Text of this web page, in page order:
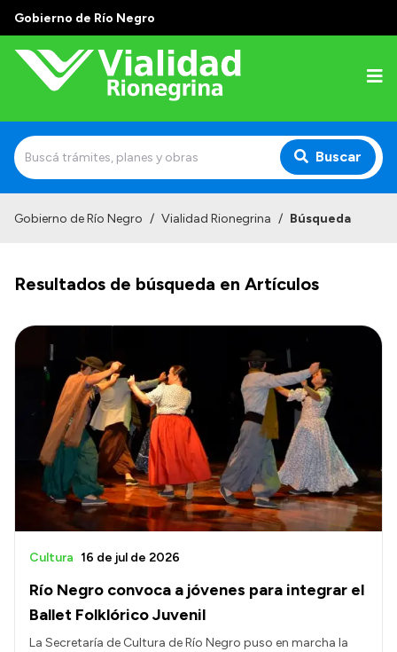
Gobierno de Río Negro
Buscar
Funciones
Autoridades
Delegaciones
Normativa
Historia Vial
Mi Vial
Recibos de sueldo
Correo oficial
Gobierno de Río Negro / Vialidad Rionegrina / Búsqueda
Resultados de búsqueda en Artículos
Río Negro convoca a jóvenes para integrar el
Ballet Folklórico Juvenil
Cultura 16 de jul de 2026
La Secretaría de Cultura de Río Negro puso en marcha la